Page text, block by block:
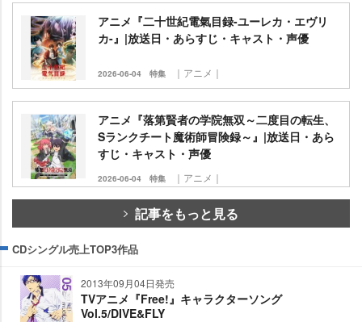
アニメ『二十世紀電氣目録-ユーレカ・エヴリ
カ-』|放送日・あらすじ・キャスト・声優
2026-06-04 特集 ｜アニメ｜
アニメ『落第賢者の学院無双～二度目の転生、
Sランクチート魔術師冒険録～』|放送日・あら
すじ・キャスト・声優
2026-06-04 特集 ｜アニメ｜
記事をもっと見る
CDシングル売上TOP3作品
2013年09月04日発売
TVアニメ『Free!』キャラクターソング
Vol.5/DIVE&FLY